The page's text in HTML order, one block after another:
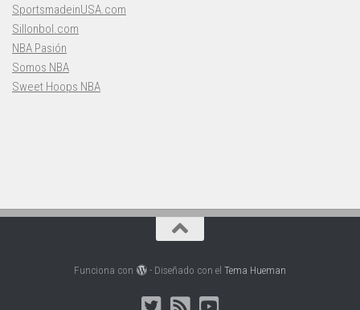
SportsmadeinUSA.com
Sillonbol.com
NBA Pasión
Somos NBA
Sweet Hoops NBA
Funciona con - Diseñado con el Tema Hueman